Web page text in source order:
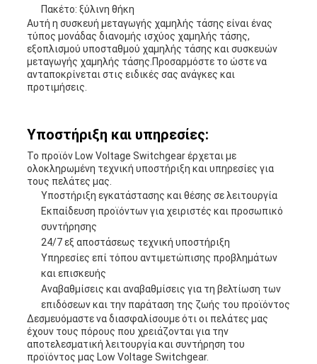
Πακέτο: ξύλινη θήκη
Αυτή η συσκευή μεταγωγής χαμηλής τάσης είναι ένας
τύπος μονάδας διανομής ισχύος χαμηλής τάσης,
εξοπλισμού υποσταθμού χαμηλής τάσης και συσκευών
μεταγωγής χαμηλής τάσης.Προσαρμόστε το ώστε να
ανταποκρίνεται στις ειδικές σας ανάγκες και
προτιμήσεις.
Υποστήριξη και υπηρεσίες:
Το προϊόν Low Voltage Switchgear έρχεται με
ολοκληρωμένη τεχνική υποστήριξη και υπηρεσίες για
τους πελάτες μας.
Υποστήριξη εγκατάστασης και θέσης σε λειτουργία
Εκπαίδευση προϊόντων για χειριστές και προσωπικό
συντήρησης
24/7 εξ αποστάσεως τεχνική υποστήριξη
Υπηρεσίες επί τόπου αντιμετώπισης προβλημάτων
και επισκευής
Αναβαθμίσεις και αναβαθμίσεις για τη βελτίωση των
επιδόσεων και την παράταση της ζωής του προϊόντος
Δεσμευόμαστε να διασφαλίσουμε ότι οι πελάτες μας
έχουν τους πόρους που χρειάζονται για την
αποτελεσματική λειτουργία και συντήρηση του
προϊόντος μας Low Voltage Switchgear.